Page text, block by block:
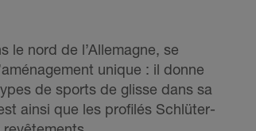
le nord de l’Allemagne, se
unique : il donne
de sports de glisse dans sa
ainsi que les profilés Schlüter-